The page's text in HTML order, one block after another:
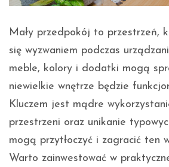
Mały przedpokój to przestrzeń,
się wyzwaniem podczas
meble, kolory i dodatki mogą
niewielkie wnętrze będzie
Kluczem jest mądre
przestrzeni oraz unikanie
mogą przytłoczyć i zagracić ten
Warto zainwestować w